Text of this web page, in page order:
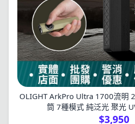
OLIGHT ArkPro Ultra 1700流明
筒 7種模式 純泛光 聚光
$3,950